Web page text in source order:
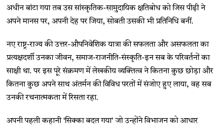
अधीन बांटा गया तब उस सांस्कृतिक-सामुदायिक क्षतिबोध को जिस पीढ़ी ने
अपने मानस पर, अपनी देह पर जिया, सोबती उसकी भी प्रतिनिधि बनीं.
नए राष्ट्र-राज्य की उत्तर-औपनिवेशिक यात्रा की सफलता और असफलता का
प्रत्यक्षदर्शी उनका जीवन, समाज-राजनीति-संस्कृति-इन सब के परिवर्तनों का
साक्षी था. पर इस पूरे संक्रमण में लेखकीय व्यक्तित्व ने कितना कुछ छोड़ा और
कितना कुछ अपने साथ अंतर्मन की विविध परतों में संजोए हुए लाया, वह सब
उनकी रचनात्मकता में रिसता रहा.
अपनी पहली कहानी ‘सिक्का बदल गया’ जो उन्होंने विभाजन को आधार